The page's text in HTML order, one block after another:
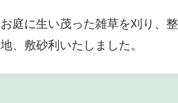
お庭に生い茂った雑草を刈り、整
地、敷砂利いたしました。